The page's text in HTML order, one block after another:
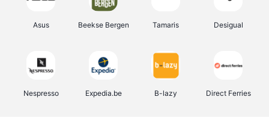
Asus Beekse Bergen Tamaris Desigual
Nespresso Expedia.be B-lazy Direct Ferries